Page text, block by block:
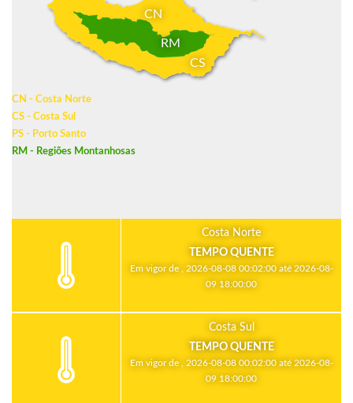
CN
CS
RM
CN - Costa Norte
CS - Costa Sul
PS - Porto Santo
RM - Regiões Montanhosas
Costa Norte
TEMPO QUENTE
Em vigor de , 2026-08-08 00:02:00 até 2026-08-
09 18:00:00
Costa Sul
TEMPO QUENTE
Em vigor de , 2026-08-08 00:02:00 até 2026-08-
09 18:00:00